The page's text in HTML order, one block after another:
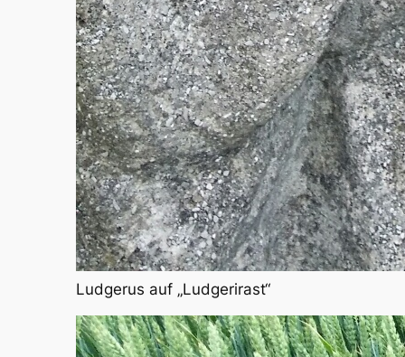
Ludgerus auf „Ludgerirast“